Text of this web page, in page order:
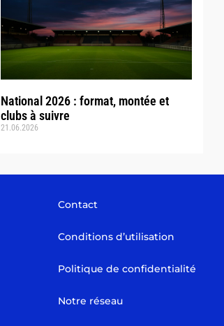
National 2026 : format, montée et
clubs à suivre
21.06.2026
Contact
Conditions d’utilisation
Politique de confidentialité
Notre réseau